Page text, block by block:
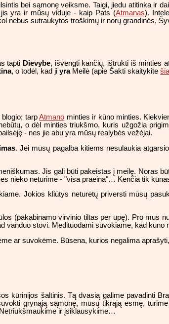
bei sąmonę veiksme. Taigi, jiedu atitinka ir
yra ir mūsų viduje - kaip Pats (Atmanas).
nebus sutraukytos troškimų ir norų grandinės,
tapti Dievybe, išvengti kančių, ištrūkti iš minties
, o todėl, kad jiyraMeilė (apie Šakti skaitykite
blogio; tarpAtmano minties ir kūno minties.
o dėl minties triukšmo, kuris užgožia
- nes jie abu yra mūsų realybės vežėjai.
. Jei mūsų pagalba kitiems nesulaukia
Jis gali būti pakeistas į meilę. Noras
nieko neturime - "visa praeina"… Kenčia tik
Jokios kliūtys neturėtų priversti mūsų
(pakabinamo virvinio tiltas per upę). Pro mus
vanduo stovi. Medituodami suvokiame, kad kūno
ar suvokėme. Būsena, kurios negalima
kūrinijos šaltinis. Tą dvasią galime pavadinti
grynąją sąmonę, mūsų tikrąją esmę,
ir įsiklausykime…